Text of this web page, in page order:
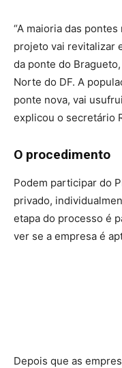
“A maioria das
projeto vai revitalizar
da ponte do
Norte do DF. A
ponte nova, vai
explicou o secretário
O procedimento
Podem participar do
privado,
etapa do processo é
ver se a empresa é
Depois que as